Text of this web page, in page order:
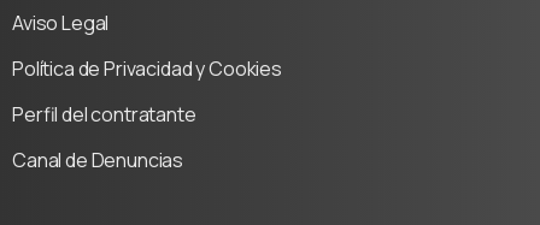
Aviso Legal
Política de Privacidad y Cookies
Perfil del contratante
Canal de Denuncias